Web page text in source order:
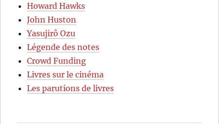
Howard Hawks
John Huston
Yasujirô Ozu
Légende des notes
Crowd Funding
Livres sur le cinéma
Les parutions de livres